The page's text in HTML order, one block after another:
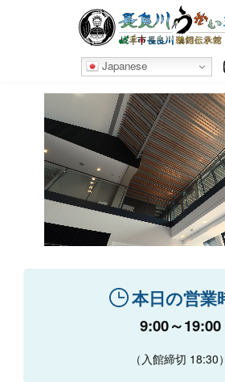
Japanese
本日の営業
9:00～19:00
（入館締切 18:30）